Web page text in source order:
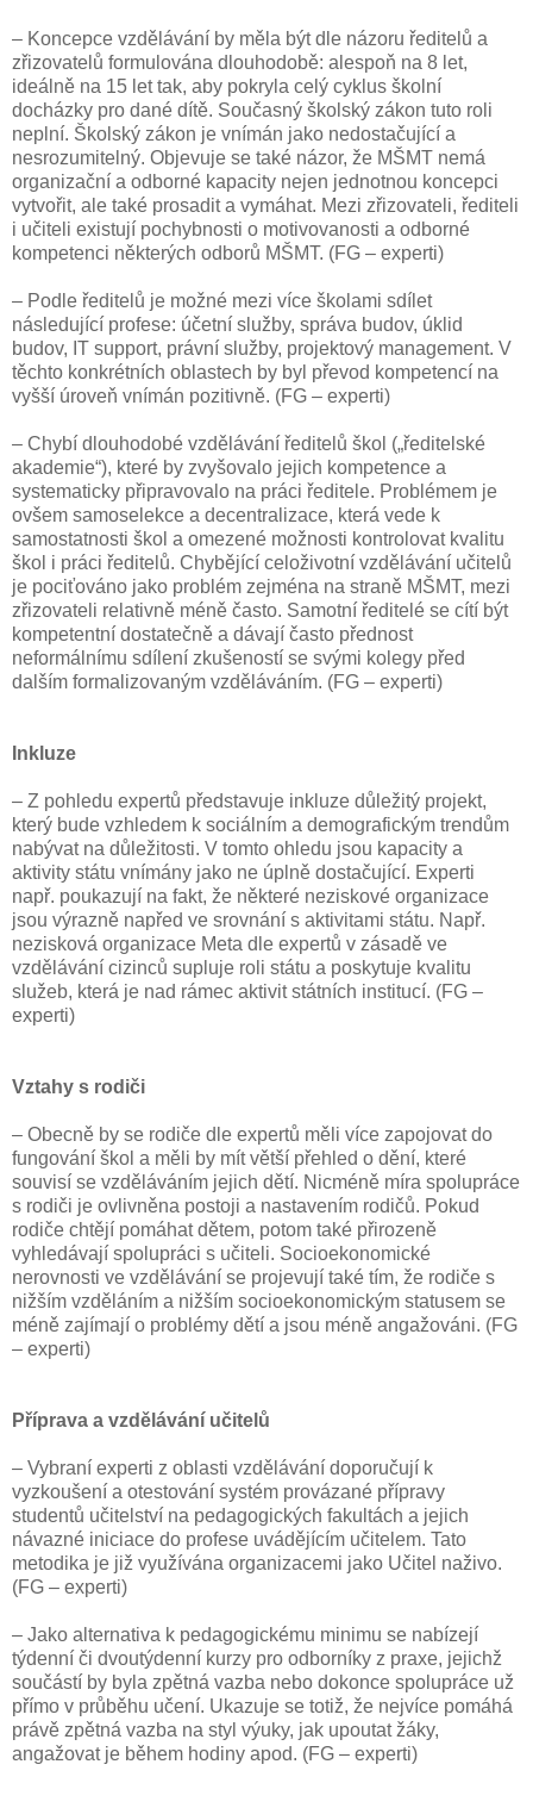
– Koncepce vzdělávání by měla být dle názoru ředitelů a
zřizovatelů formulována dlouhodobě: alespoň na 8 let,
ideálně na 15 let tak, aby pokryla celý cyklus školní
docházky pro dané dítě. Současný školský zákon tuto roli
neplní. Školský zákon je vnímán jako nedostačující a
nesrozumitelný. Objevuje se také názor, že MŠMT nemá
organizační a odborné kapacity nejen jednotnou koncepci
vytvořit, ale také prosadit a vymáhat. Mezi zřizovateli, řediteli
i učiteli existují pochybnosti o motivovanosti a odborné
kompetenci některých odborů MŠMT. (FG – experti)
– Podle ředitelů je možné mezi více školami sdílet
následující profese: účetní služby, správa budov, úklid
budov, IT support, právní služby, projektový management. V
těchto konkrétních oblastech by byl převod kompetencí na
vyšší úroveň vnímán pozitivně. (FG – experti)
– Chybí dlouhodobé vzdělávání ředitelů škol („ředitelské
akademie“), které by zvyšovalo jejich kompetence a
systematicky připravovalo na práci ředitele. Problémem je
ovšem samoselekce a decentralizace, která vede k
samostatnosti škol a omezené možnosti kontrolovat kvalitu
škol i práci ředitelů. Chybějící celoživotní vzdělávání učitelů
je pociťováno jako problém zejména na straně MŠMT, mezi
zřizovateli relativně méně často. Samotní ředitelé se cítí být
kompetentní dostatečně a dávají často přednost
neformálnímu sdílení zkušeností se svými kolegy před
dalším formalizovaným vzděláváním. (FG – experti)
Inkluze
– Z pohledu expertů představuje inkluze důležitý projekt,
který bude vzhledem k sociálním a demografickým trendům
nabývat na důležitosti. V tomto ohledu jsou kapacity a
aktivity státu vnímány jako ne úplně dostačující. Experti
např. poukazují na fakt, že některé neziskové organizace
jsou výrazně napřed ve srovnání s aktivitami státu. Např.
nezisková organizace Meta dle expertů v zásadě ve
vzdělávání cizinců supluje roli státu a poskytuje kvalitu
služeb, která je nad rámec aktivit státních institucí. (FG –
experti)
Vztahy s rodiči
– Obecně by se rodiče dle expertů měli více zapojovat do
fungování škol a měli by mít větší přehled o dění, které
souvisí se vzděláváním jejich dětí. Nicméně míra spolupráce
s rodiči je ovlivněna postoji a nastavením rodičů. Pokud
rodiče chtějí pomáhat dětem, potom také přirozeně
vyhledávají spolupráci s učiteli. Socioekonomické
nerovnosti ve vzdělávání se projevují také tím, že rodiče s
nižším vzděláním a nižším socioekonomickým statusem se
méně zajímají o problémy dětí a jsou méně angažováni. (FG
– experti)
Příprava a vzdělávání učitelů
– Vybraní experti z oblasti vzdělávání doporučují k
vyzkoušení a otestování systém provázané přípravy
studentů učitelství na pedagogických fakultách a jejich
návazné iniciace do profese uvádějícím učitelem. Tato
metodika je již využívána organizacemi jako Učitel naživo.
(FG – experti)
– Jako alternativa k pedagogickému minimu se nabízejí
týdenní či dvoutýdenní kurzy pro odborníky z praxe, jejichž
součástí by byla zpětná vazba nebo dokonce spolupráce už
přímo v průběhu učení. Ukazuje se totiž, že nejvíce pomáhá
právě zpětná vazba na styl výuky, jak upoutat žáky,
angažovat je během hodiny apod. (FG – experti)